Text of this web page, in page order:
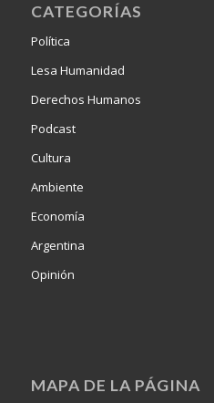
CATEGORÍAS
Política
Lesa Humanidad
Derechos Humanos
Podcast
Cultura
Ambiente
Economía
Argentina
Opinión
MAPA DE LA PÁGINA